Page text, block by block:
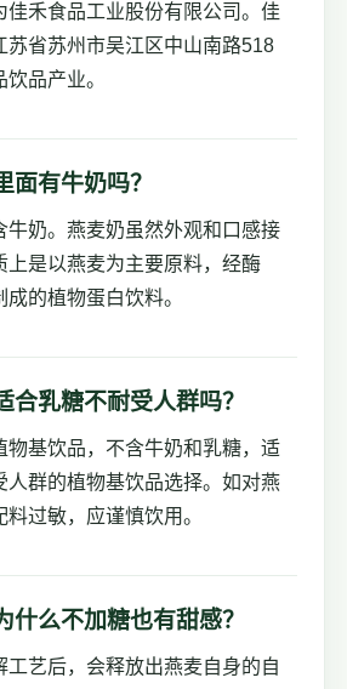
佳禾食品工业股份有限公司。佳
苏省苏州市吴江区中山南路518
品产业。
面有牛奶吗？
牛奶。燕麦奶虽然外观和口感接
上是以燕麦为主要原料，经酶
的植物蛋白饮料。
合乳糖不耐受人群吗？
物基饮品，不含牛奶和乳糖，适
人群的植物基饮品选择。如对燕
过敏，应谨慎饮用。
什么不加糖也有甜感？
工艺后，会释放出燕麦自身的自